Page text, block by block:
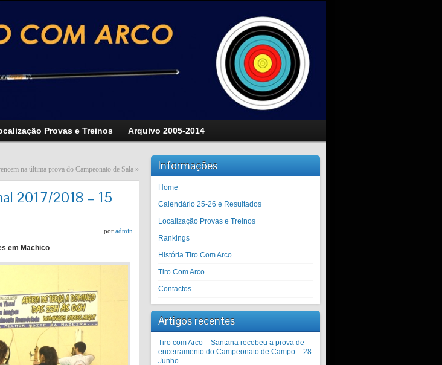
Provas e Treinos Arquivo 2005-2014
na última prova do Campeonato de Sala »
2017/2018 – 15
por admin
em Machico
Informações
Home
Calendário 25-26 e Resultados
Localização Provas e Treinos
Rankings
História Tiro Com Arco
Tiro Com Arco
Contactos
Artigos recentes
Tiro com Arco – Santana recebeu a prova de
encerramento do Campeonato de Campo – 28
Junho